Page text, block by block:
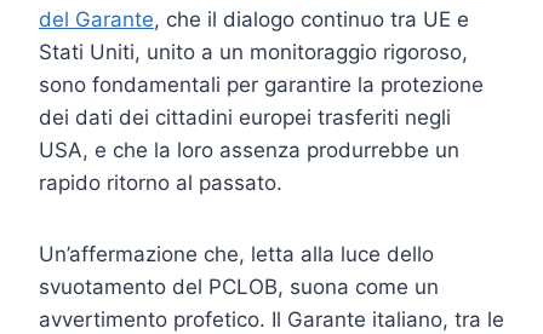
del Garante, che il dialogo continuo tra UE e
Stati Uniti, unito a un monitoraggio rigoroso,
sono fondamentali per garantire la protezione
dei dati dei cittadini europei trasferiti negli
USA, e che la loro assenza produrrebbe un
rapido ritorno al passato.
Un’affermazione che, letta alla luce dello
svuotamento del PCLOB, suona come un
avvertimento profetico. Il Garante italiano, tra le